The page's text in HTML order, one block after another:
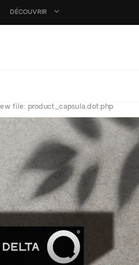
DÉCOUVRIR
file: product_capsula.dot.php